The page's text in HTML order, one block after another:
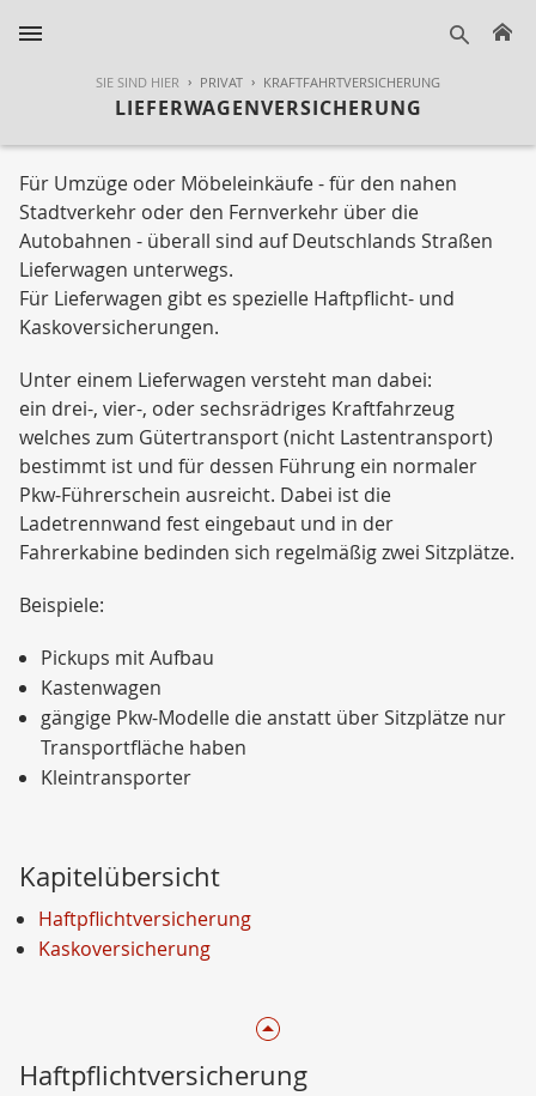
SIE SIND HIER PRIVAT KRAFTFAHRTVERSICHERUNG
LIEFERWAGENVERSICHERUNG
Für Umzüge oder Möbeleinkäufe - für den nahen
Stadtverkehr oder den Fernverkehr über die
Autobahnen - überall sind auf Deutschlands Straßen
Lieferwagen unterwegs.
Für Lieferwagen gibt es spezielle Haftpflicht- und
Kaskoversicherungen.
Unter einem Lieferwagen versteht man dabei:
ein drei-, vier-, oder sechsrädriges Kraftfahrzeug
welches zum Gütertransport (nicht Lastentransport)
bestimmt ist und für dessen Führung ein normaler
Pkw-Führerschein ausreicht. Dabei ist die
Ladetrennwand fest eingebaut und in der
Fahrerkabine bedinden sich regelmäßig zwei Sitzplätze.
Beispiele:
Pickups mit Aufbau
Kastenwagen
gängige Pkw-Modelle die anstatt über Sitzplätze nur
Transportfläche haben
Kleintransporter
Kapitelübersicht
Haftpflichtversicherung
Kaskoversicherung
Haftpflichtversicherung